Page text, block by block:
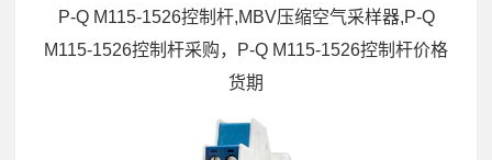
P-Q M115-1526控制杆,MBV压缩空气采样器,P-Q
M115-1526控制杆采购，P-Q M115-1526控制杆价格
货期